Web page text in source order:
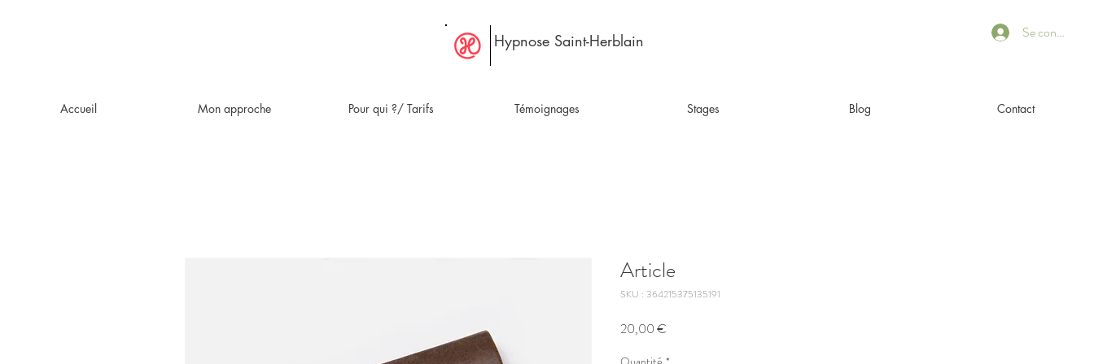
Se connecter
Hypnose Saint-Herblain
Accueil Mon approche Pour qui ?/ Tarifs Témoignages Stages Blog Contact
Article
SKU : 364215375135191
20,00 €